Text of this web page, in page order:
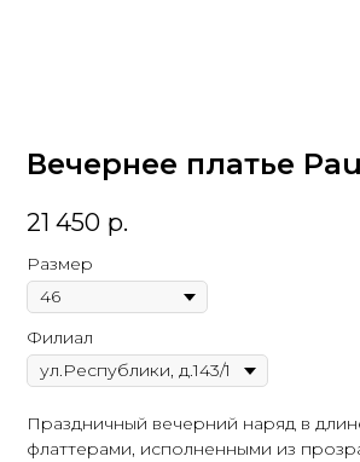
Вечернее платье
21 450 р.
Размер
Филиал
Праздничный вечерний наряд в
флаттерами, исполненными из